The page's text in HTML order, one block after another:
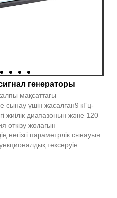
генераторы
мақсаттағы
сынау үшін жасалған9 кГц-
жиілік диапазонын және 120
өткізу жолағын
негізгі параметрлік сынауын
тексеруін